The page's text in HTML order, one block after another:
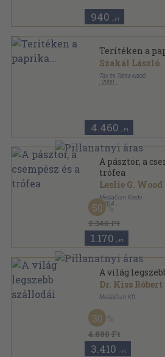
940 ,-Ft
Terítéken a
Szakál László
Tax és Társa kiadó
2000
4.460 ,-Ft
A pásztor, a
trófea
Leslie G. Wood
MediaCom Kiadó
, 2014
Ragasztott papírkötés
2.340 Ft
50
1.170 ,-Ft
A világ
Dr. Kiss
MediaCom Kft.
Fűzött kemény papírkötés
A világ legszebb szállodái
4.880 Ft
30
3.410 ,-Ft